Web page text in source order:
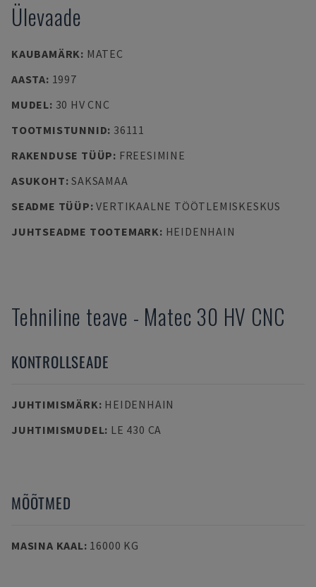
Ülevaade
KAUBAMÄRK: MATEC
AASTA: 1997
MUDEL: 30 HV CNC
TOOTMISTUNNID: 36111
RAKENDUSE TÜÜP: FREESIMINE
ASUKOHT:SAKSAMAA
SEADME TÜÜP:VERTIKAALNE TÖÖTLEMISKESKUS
JUHTSEADME TOOTEMARK: HEIDENHAIN
Tehniline teave - Matec 30 HV CNC
KONTROLLSEADE
JUHTIMISMÄRK: HEIDENHAIN
JUHTIMISMUDEL: LE 430 CA
MÕÕTMED
MASINA KAAL: 16000 KG